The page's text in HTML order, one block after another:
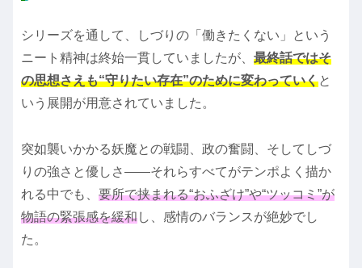
シリーズを通して、しづりの「働きたくない」という
ニート精神は終始一貫していましたが、 最終話ではそ
の思想さえも“守りたい存在”のために変わっていくと
いう展開が用意されていました。
突如襲いかかる妖魔との戦闘、政の奮闘、そしてしづ
りの強さと優しさ――それらすべてがテンポよく描か
れる中でも、 要所で挟まれる“おふざけ”や“ツッコミ”が
物語の緊張感を緩和し、感情のバランスが絶妙でし
た。